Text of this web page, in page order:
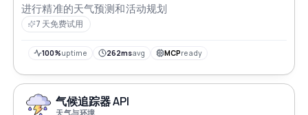
进行精准的天气预测和活动规划
7 天免费试用
100%uptime 262msavg MCPready
气候追踪器 API
天气与环境